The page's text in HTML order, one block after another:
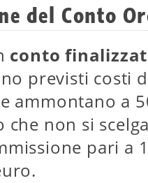
del Conto
conto
previsti costi
ammontano a
che non si
pari a